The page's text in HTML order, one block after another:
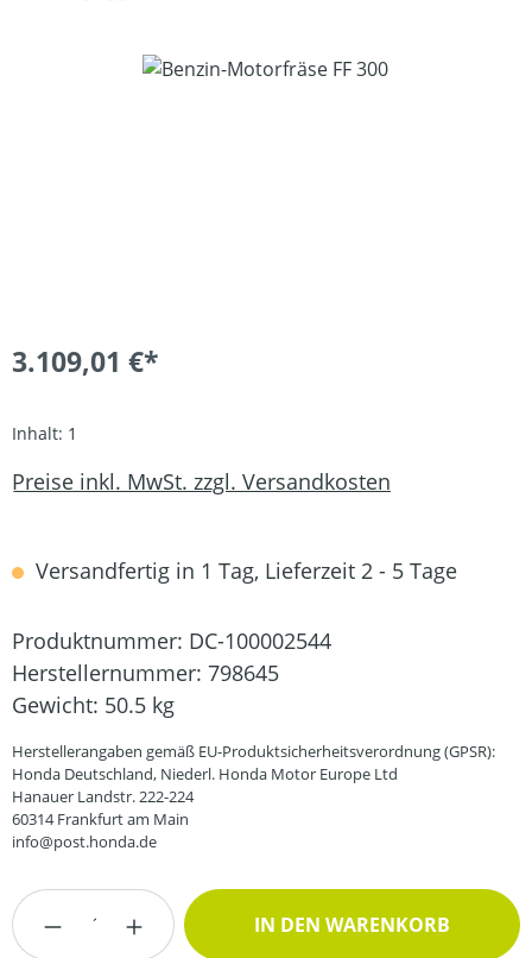
Bildergalerie überspringen
3.109,01 €*
Inhalt: 1
Preise inkl. MwSt. zzgl. Versandkosten
Versandfertig in 1 Tag, Lieferzeit 2 - 5 Tage
Produktnummer: DC-100002544
Herstellernummer: 798645
Gewicht: 50.5 kg
Herstellerangaben gemäß EU-Produktsicherheitsverordnung (GPSR):
Honda Deutschland, Niederl. Honda Motor Europe Ltd
Hanauer Landstr. 222-224
60314 Frankfurt am Main
info@post.honda.de
Produkt Anzahl: Gib den gewünschten
IN DEN WARENKORB